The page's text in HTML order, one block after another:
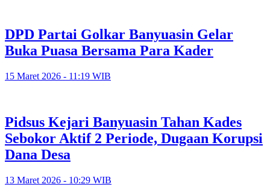
DPD Partai Golkar Banyuasin Gelar
Buka Puasa Bersama Para Kader
15 Maret 2026 - 11:19 WIB
Pidsus Kejari Banyuasin Tahan Kades
Sebokor Aktif 2 Periode, Dugaan Korupsi
Dana Desa
13 Maret 2026 - 10:29 WIB